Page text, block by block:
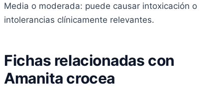
Media o moderada: puede causar intoxicación o
intolerancias clínicamente relevantes.
Fichas relacionadas con
Amanita crocea